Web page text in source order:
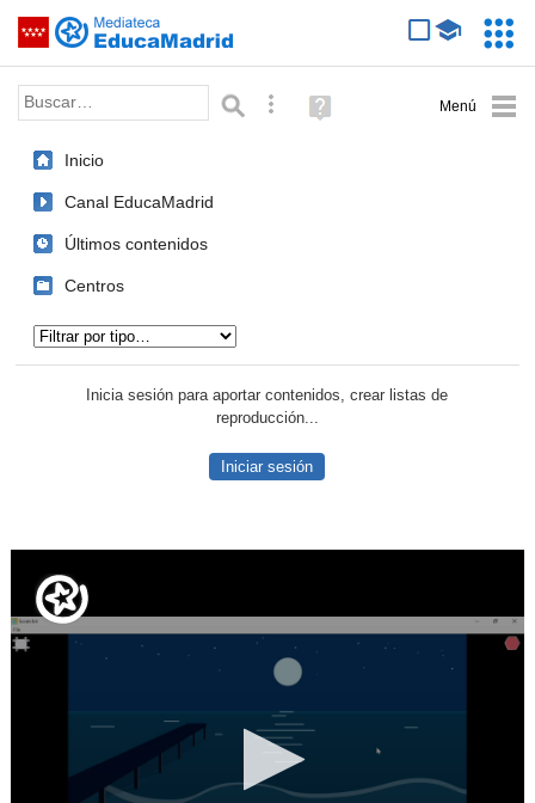
Saltar navegación
Palabra o frase: Búsqueda avanzada
Ayuda
(en
Inicio
Canal EducaMadrid
Últimos contenidos
Centros
Inicia sesión para aportar contenidos, crear listas de
reproducción...
Iniciar sesión